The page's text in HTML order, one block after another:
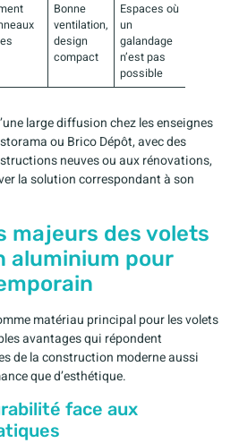
Bonne
ventilation,
design
compact
Espaces où
un
galandage
n’est pas
possible
large diffusion chez les enseignes
ou Brico Dépôt, avec des
neuves ou aux rénovations,
la solution correspondant à son
majeurs des volets
aluminium pour
matériau principal pour les volets
avantages qui répondent
de la construction moderne aussi
que d’esthétique.
face aux